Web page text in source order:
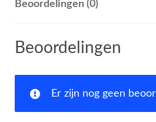
Beoordelingen (0)
Beoordelingen
Er zijn nog geen